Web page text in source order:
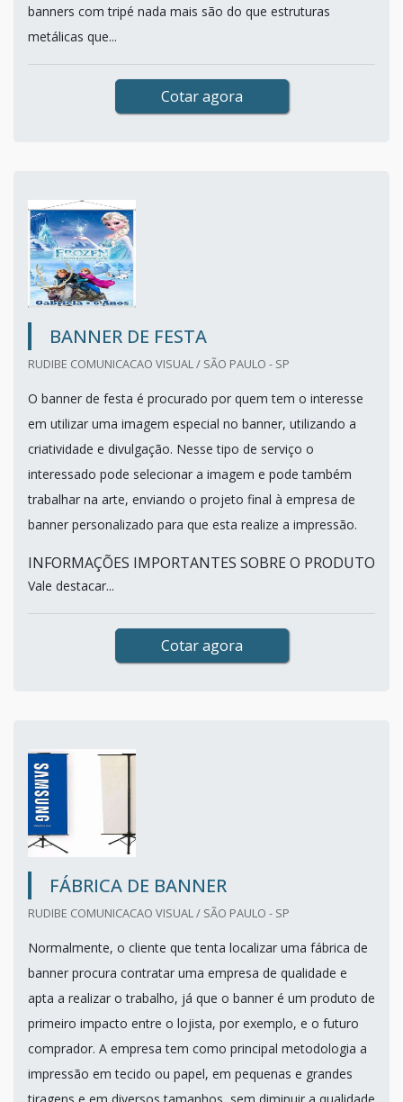
banners com tripé nada mais são do que estruturas
metálicas que...
Cotar agora
BANNER DE FESTA
RUDIBE COMUNICACAO VISUAL / SÃO PAULO - SP
O banner de festa é procurado por quem tem o interesse
em utilizar uma imagem especial no banner, utilizando a
criatividade e divulgação. Nesse tipo de serviço o
interessado pode selecionar a imagem e pode também
trabalhar na arte, enviando o projeto final à empresa de
banner personalizado para que esta realize a impressão.
INFORMAÇÕES IMPORTANTES SOBRE O PRODUTO
Vale destacar...
Cotar agora
FÁBRICA DE BANNER
RUDIBE COMUNICACAO VISUAL / SÃO PAULO - SP
Normalmente, o cliente que tenta localizar uma fábrica de
banner procura contratar uma empresa de qualidade e
apta a realizar o trabalho, já que o banner é um produto de
primeiro impacto entre o lojista, por exemplo, e o futuro
comprador. A empresa tem como principal metodologia a
impressão em tecido ou papel, em pequenas e grandes